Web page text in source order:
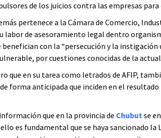
de los juicios contra las empresas
pertenece a la Cámara de Comercio,
labor de asesoramiento legal dentro
con la “persecución y la instigación
por cuestiones conocidas de la
que en su tarea como letrados de AFIP,
forma anticipada que inciden en el
que en la provincia de Chubutse
es fundamental que se haya sancionado la